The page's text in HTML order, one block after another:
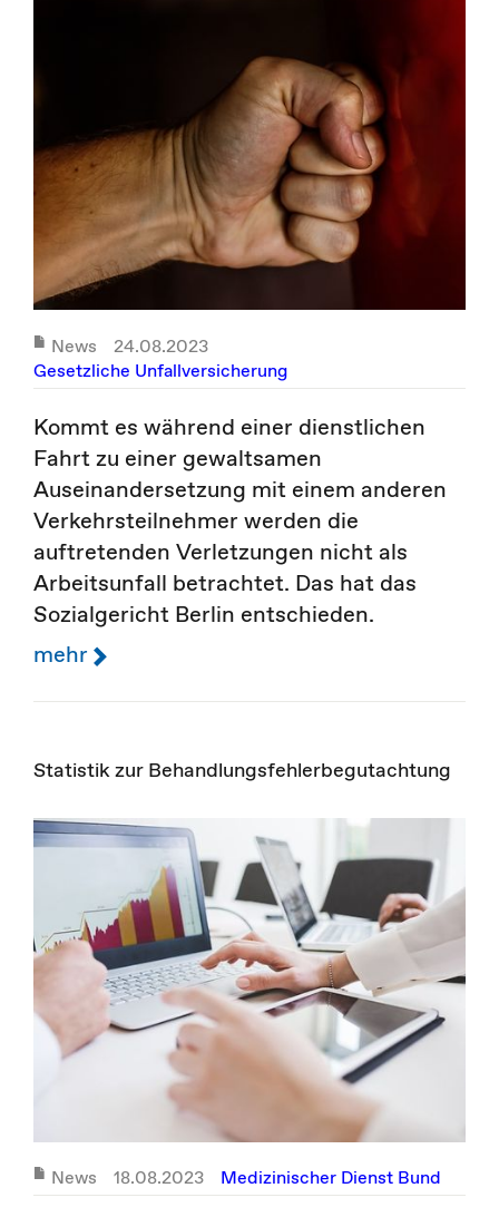
News
24.08.2023
Gesetzliche Unfallversicherung
Kommt es während einer dienstlichen
Fahrt zu einer gewaltsamen
Auseinandersetzung mit einem anderen
Verkehrsteilnehmer werden die
auftretenden Verletzungen nicht als
Arbeitsunfall betrachtet. Das hat das
Sozialgericht Berlin entschieden.
mehr
Statistik zur Behandlungsfehlerbegutachtung
News 18.08.2023 Medizinischer Dienst Bund